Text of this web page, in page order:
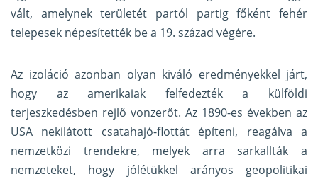
vált, amelynek területét partól partig főként fehér
telepesek népesítették be a 19. század végére.
Az izoláció azonban olyan kiváló eredményekkel járt,
hogy az amerikaiak felfedezték a külföldi
terjeszkedésben rejlő vonzerőt. Az 1890-es években az
USA nekilátott csatahajó-flottát építeni, reagálva a
nemzetközi trendekre, melyek arra sarkallták a
nemzeteket, hogy jólétükkel arányos geopolitikai